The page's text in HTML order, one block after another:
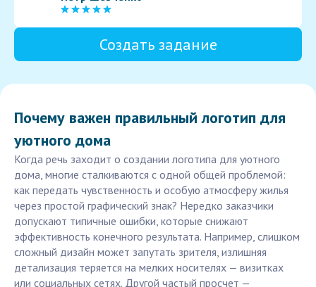
Создать задание
Почему важен правильный логотип для
уютного дома
Когда речь заходит о создании логотипа для уютного
дома, многие сталкиваются с одной общей проблемой:
как передать чувственность и особую атмосферу жилья
через простой графический знак? Нередко заказчики
допускают типичные ошибки, которые снижают
эффективность конечного результата. Например, слишком
сложный дизайн может запутать зрителя, излишняя
детализация теряется на мелких носителях — визитках
или социальных сетях. Другой частый просчет —